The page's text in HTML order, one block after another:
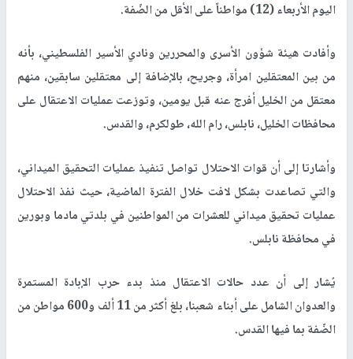
اليوم الأربعاء (12) مواطناً على الأقل من الضّفة.
وأفادت هيئة شؤون الأسرى والمحررين ونادي الأسير الفلسطيني، بأنه
من بين المعتقلين امرأة، وجريح، بالإضافة إلى معتقلين سابقين، منهم
معتقل من الخليل أفرج عنه قبل يومين، وتوزعت عمليات الاعتقال على
محافظات الخليل، نابلس، رام الله، طولكرم، والقدس.
وأشارتا إلى أن قوات الاحتلال تواصل تنفيذ عمليات التحقيق الميداني،
والتي تصاعدت بشكل لافت خلال الفترة الماضية، حيث نفذ الاحتلال
عمليات تحقيق ميداني للعشرات من المواطنين في بلدتي مادما وبورين
في محافظة نابلس.
يُشار إلى أن عدد حالات الاعتقال منذ بدء حرب الإبادة المستمرة
والعدوان الشامل على أبناء شعبنا، بلغ أكثر من 11 ألف و600 مواطن من
الضّفة بما فيها القدس.